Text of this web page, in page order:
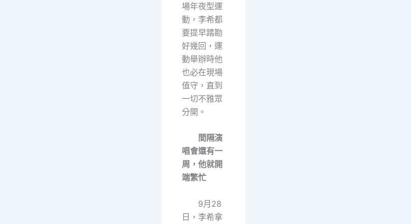
場年夜型運
動，李希都
要提早踏勘
好幾回，運
動舉辦時他
也必在現場
值守，直到
一切不雅眾
分開。
間隔演
唱會還有一
周，他就開
端繁忙
9月28
日，李希拿